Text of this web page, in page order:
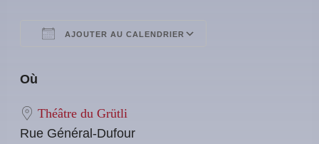
AJOUTER AU CALENDRIER
Où
Théâtre du Grütli
Rue Général-Dufour